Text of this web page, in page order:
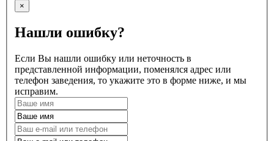
×
Нашли ошибку?
Если Вы нашли ошибку или неточность в
представленной информации, поменялся адрес или
телефон заведения, то укажите это в форме ниже, и мы
исправим.